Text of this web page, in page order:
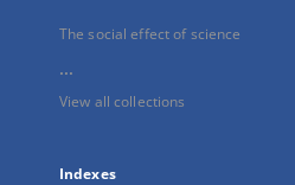
The social effect of science
...
View all collections
Indexes